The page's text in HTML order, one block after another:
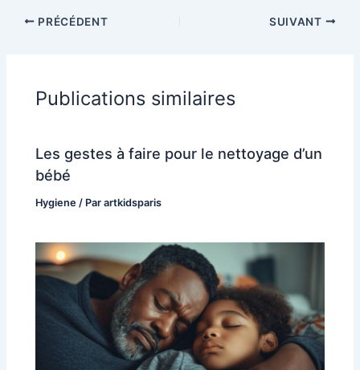
PRÉCÉDENT SUIVANT
Publications similaires
Les gestes à faire pour le nettoyage d’un
bébé
Hygiene / Parartkidsparis